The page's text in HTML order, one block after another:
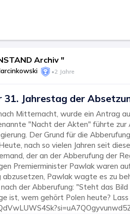
Archiv "
•2 Jahre
Jahrestag der
Mitternacht, wurde ein Antrag
"Nacht der Akten" führte zur
Der Grund für die
nach so vielen Jahren seit
der an der Abberufung der
Premierminister Pawlak waren
abzusetzen, Pawlak wagte es zu
der Abberufung: "Steht das Bild
ist, wem gehört Polen heute? Lass